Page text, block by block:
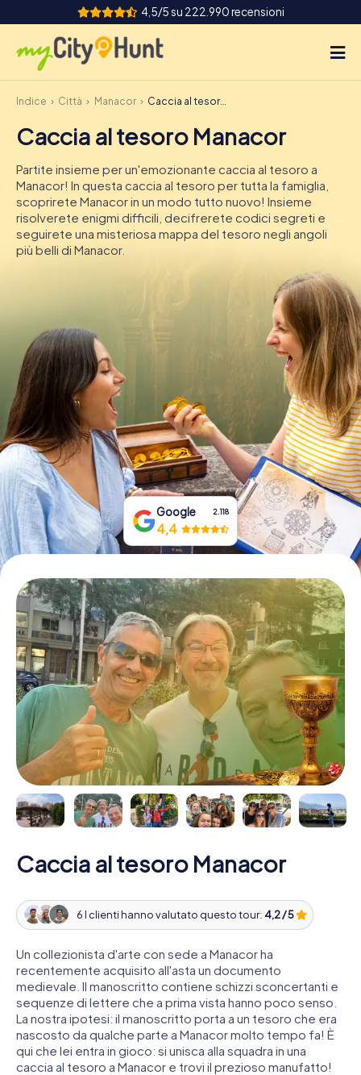
4,5/5 su 222.990 recensioni
Come funziona
Città
Tour
Team Building
Biglietti
DE
IE
IT
Prenota Biglietti
Acquista i Voucher
Indice Città Manacor Caccia al tesoro Manacor
Caccia al tesoro Manacor
Partite insieme per un'emozionante caccia al tesoro a
Manacor! In questa caccia al tesoro per tutta la famiglia,
scoprirete Manacor in un modo tutto nuovo! Insieme
risolverete enigmi difficili, decifrerete codici segreti e
seguirete una misteriosa mappa del tesoro negli angoli
più belli di Manacor.
Google 2.118
4,4
Caccia al tesoro Manacor
6 I clienti hanno valutato questo tour: 4,2 / 5
Un collezionista d'arte con sede a Manacor ha
recentemente acquisito all'asta un documento
medievale. Il manoscritto contiene schizzi sconcertanti e
sequenze di lettere che a prima vista hanno poco senso.
La nostra ipotesi: il manoscritto porta a un tesoro che era
nascosto da qualche parte a Manacor molto tempo fa! È
qui che lei entra in gioco: si unisca alla squadra in una
caccia al tesoro a Manacor e trovi il prezioso manufatto!